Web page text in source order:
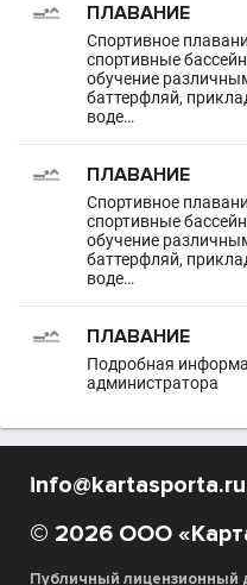
ПЛАВАНИЕ
Спортивное
спортивные
обучение
баттерфляй,
воде…
ПЛАВАНИЕ
Спортивное
спортивные
обучение
баттерфляй,
воде…
ПЛАВАНИЕ
Подробная
администратора
info@kartasporta.ru
© 2026 ООО
Публичный лицензионный